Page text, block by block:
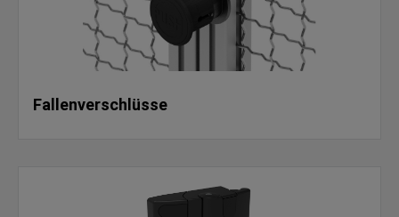
Fallenverschlüsse